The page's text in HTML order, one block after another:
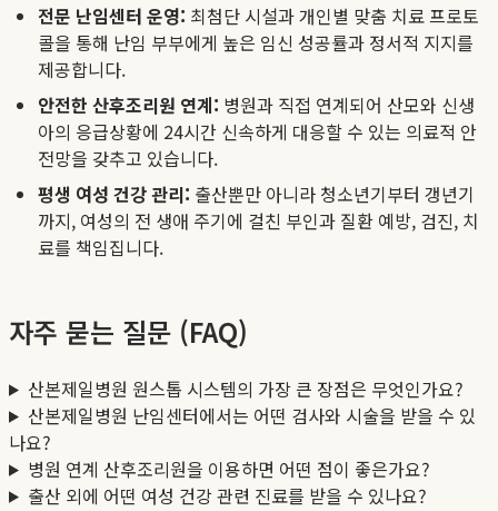
전문 난임센터 운영: 최첨단 시설과 개인별 맞춤 치료 프로토
콜을 통해 난임 부부에게 높은 임신 성공률과 정서적 지지를
제공합니다.
안전한 산후조리원 연계: 병원과 직접 연계되어 산모와 신생
아의 응급상황에 24시간 신속하게 대응할 수 있는 의료적 안
전망을 갖추고 있습니다.
평생 여성 건강 관리: 출산뿐만 아니라 청소년기부터 갱년기
까지, 여성의 전 생애 주기에 걸친 부인과 질환 예방, 검진, 치
료를 책임집니다.
자주 묻는 질문 (FAQ)
산본제일병원 원스톱 시스템의 가장 큰 장점은 무엇인가요?
산본제일병원 난임센터에서는 어떤 검사와 시술을 받을 수 있
나요?
병원 연계 산후조리원을 이용하면 어떤 점이 좋은가요?
출산 외에 어떤 여성 건강 관련 진료를 받을 수 있나요?